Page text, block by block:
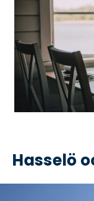
Hasselö